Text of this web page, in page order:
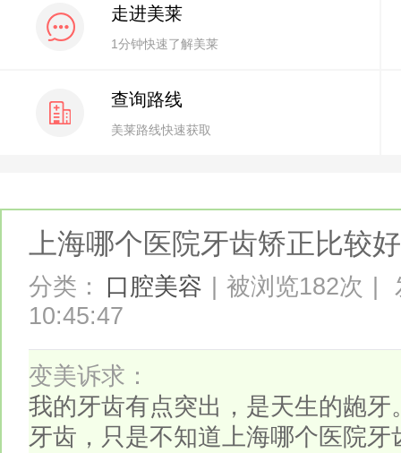
走进美莱
1分钟快速了解美莱
查询路线
美莱路线快速获取
上海哪个医院牙齿矫正比较
分类： 口腔美容 被浏览182次
10:45:47
变美诉求：
我的牙齿有点突出，是天生的龅
牙齿，只是不知道上海哪个医院